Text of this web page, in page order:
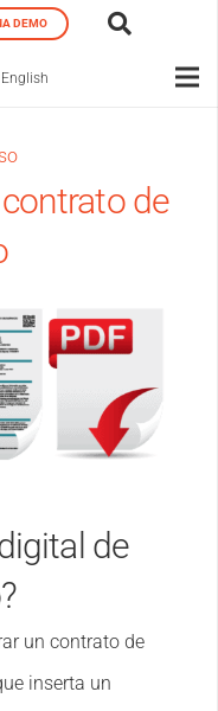
DEMO
English
de
de
un contrato de
inserta un